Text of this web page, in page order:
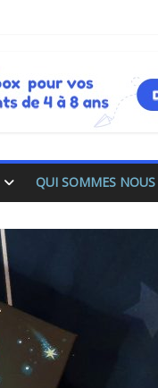
QUI SOMMES NOUS